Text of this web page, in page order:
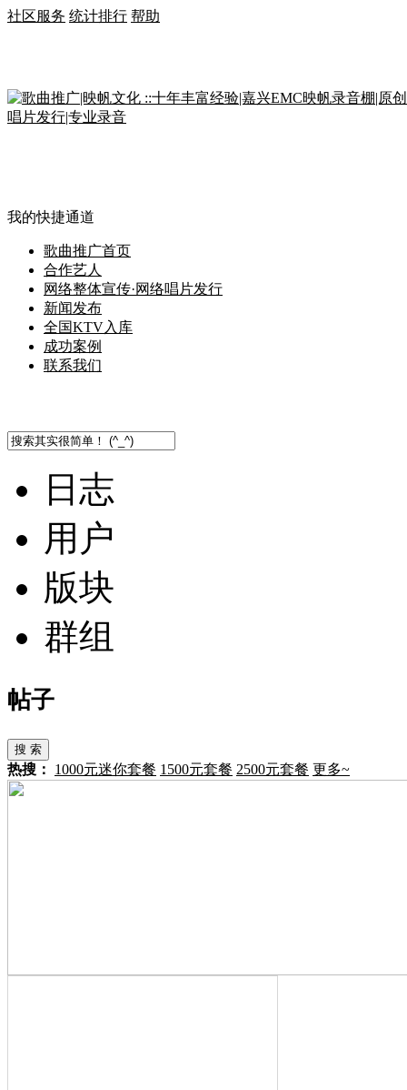
社区服务 统计排行 帮助
我的快捷通道
歌曲推广首页
合作艺人
网络整体宣传·网络唱片发行
新闻发布
全国KTV入库
成功案例
联系我们
日志
用户
版块
群组
帖子
搜 索
热搜： 1000元迷你套餐 1500元套餐 2500元套餐 更多~